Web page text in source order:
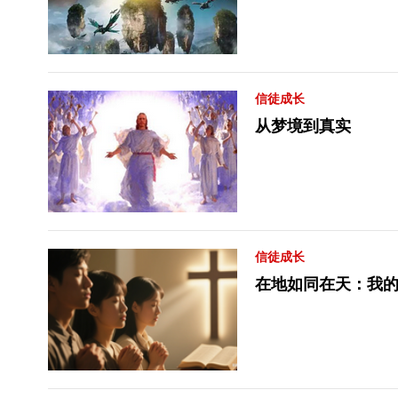
信徒成长
从梦境到真实
信徒成长
在地如同在天：我